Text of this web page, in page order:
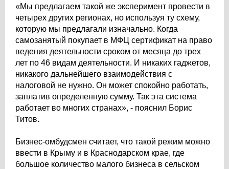
«Мы предлагаем такой же эксперимент провести в
четырех других регионах, но используя ту схему,
которую мы предлагали изначально. Когда
самозанятый покупает в МФЦ сертификат на право
ведения деятельности сроком от месяца до трех
лет по 46 видам деятельности. И никаких гаджетов,
никакого дальнейшего взаимодействия с
налоговой не нужно. Он может спокойно работать,
заплатив определенную сумму. Так эта система
работает во многих странах», - пояснил Борис
Титов.
Бизнес-омбудсмен считает, что такой режим можно
ввести в Крыму и в Краснодарском крае, где
большое количество малого бизнеса в сельском